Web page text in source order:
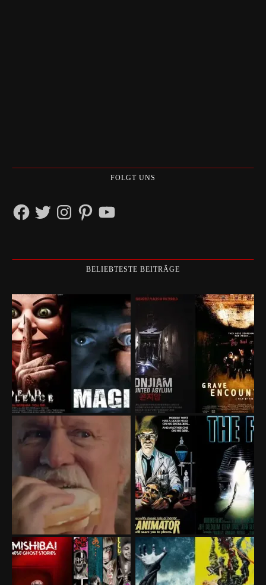
FOLGT UNS
FacebookTwitterInstagramPinterestYouTube
BELIEBTESTE BEITRÄGE